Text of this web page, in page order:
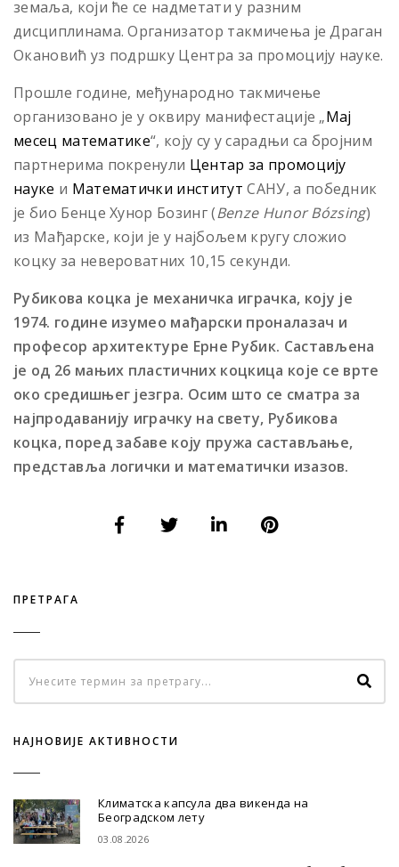
земаља, који ће се надметати у разним
дисциплинама. Организатор такмичења је Драган
Окановић уз подршку Центра за промоцију науке.
Прошле године, међународно такмичење
организовано је у оквиру манифестације „Мај
месец математике“, коју су у сарадњи са бројним
партнерима покренули Центар за промоцију
науке и Математички институт САНУ, а победник
је био Бенце Хунор Бозинг (Benze Hunor Bózsing)
из Мађарске, који је у најбољем кругу сложио
коцку за невероватних 10,15 секунди.
Рубикова коцка је механичка играчка, коју је
1974. године изумео мађарски проналазач и
професор архитектуре Ерне Рубик. Састављена
је од 26 мањих пластичних коцкица које се врте
око средишњег језгра. Осим што се сматра за
најпродаванију играчку на свету, Рубикова
коцка, поред забаве коју пружа састављање,
представља логички и математички изазов.
ПРЕТРАГА
НАЈНОВИЈЕ АКТИВНОСТИ
Климатска капсула два викенда на
Београдском лету
03.08.2026